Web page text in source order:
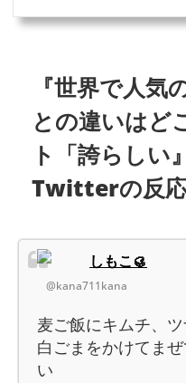
『世界で人気
との違いはど
ト「誇らしい
Twitterの反
しもこ🥮
@kana711kana
麦ご飯にキムチ、ツ
白ごまをかけてま
い